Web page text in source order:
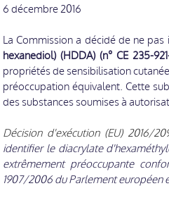
6 décembre 2016
La Commission a décidé de ne pas
hexanediol) (HDDA) (n° CE 235-
propriétés de sensibilisation
préoccupation équivalent. Cette
des substances soumises à
Décision d'exécution (EU) 2016/
identifier le diacrylate
extrêmement préoccupante
1907/2006 du Parlement européen